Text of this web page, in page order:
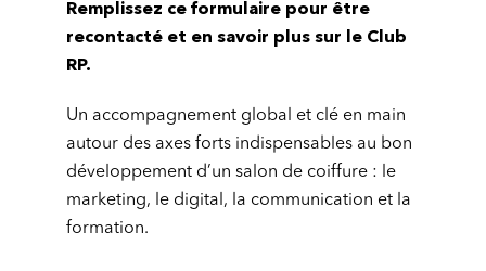
Remplissez ce formulaire pour être
recontacté et en savoir plus sur le Club
RP.
Un accompagnement global et clé en main
autour des axes forts indispensables au bon
développement d’un salon de coiffure : le
marketing, le digital, la communication et la
formation.